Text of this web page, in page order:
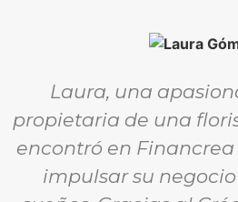
Laura, una
propietaria de una
encontró en
impulsar su